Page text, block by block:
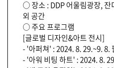
○ 장소 : DDP 어울림광장, 잔
외 공간
○ 주요 프로그램
[글로벌 디자인&아트 전시]
- '아퍼쳐' : 2024. 8. 29.~9. 8.
- '아워 비팅 하트' : 2024. 8.